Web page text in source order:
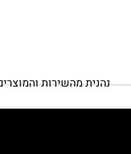
נהנית מהשירות